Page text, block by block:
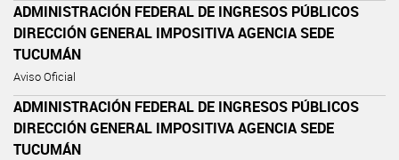
ADMINISTRACIÓN FEDERAL DE INGRESOS PÚBLICOS
DIRECCIÓN GENERAL IMPOSITIVA AGENCIA SEDE
TUCUMÁN
Aviso Oficial
ADMINISTRACIÓN FEDERAL DE INGRESOS PÚBLICOS
DIRECCIÓN GENERAL IMPOSITIVA AGENCIA SEDE
TUCUMÁN